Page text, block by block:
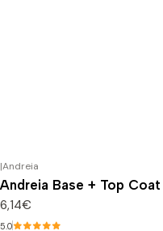
|Andreia
Andreia Base + Top Coat
6,14€
5.0